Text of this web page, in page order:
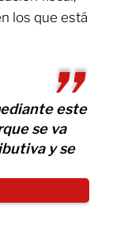
los que está
este
se va
y se